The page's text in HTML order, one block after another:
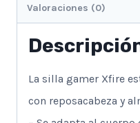
Valoraciones (0)
La silla gamer Xfire
con reposacabeza y